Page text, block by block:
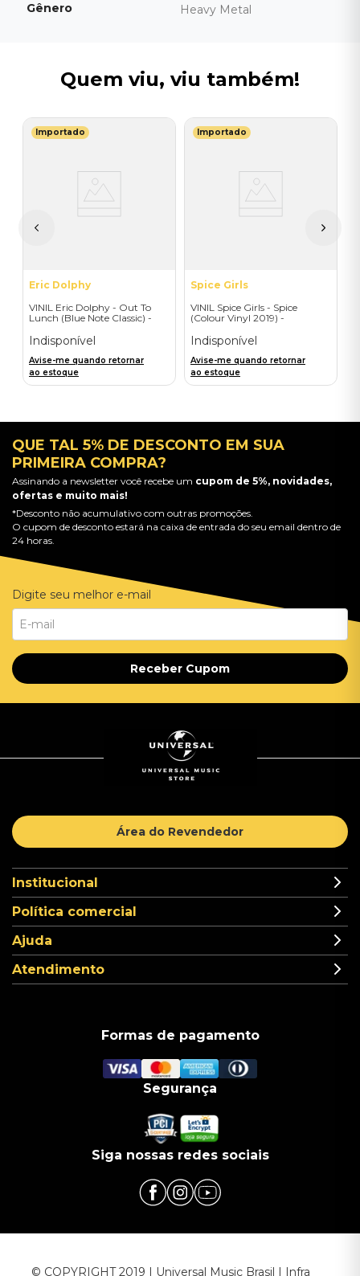
Gênero Heavy Metal
Quem viu, viu também!
Importado
Eric Dolphy
VINIL Eric Dolphy - Out To
Lunch (Blue Note Classic) -
Indisponível
Avise-me quando retornar
ao estoque
Importado
Spice Girls
VINIL Spice Girls - Spice
(Colour Vinyl 2019) -
Indisponível
Avise-me quando retornar
ao estoque
QUE TAL 5% DE DESCONTO EM SUA
PRIMEIRA COMPRA?
Assinando a newsletter você recebe um cupom de 5%, novidades,
ofertas e muito mais!
*Desconto não acumulativo com outras promoções.
O cupom de desconto estará na caixa de entrada do seu email dentro de
24 horas.
Digite seu melhor e-mail
Receber Cupom
Área do Revendedor
Institucional
Política comercial
Ajuda
Atendimento
Formas de pagamento
Segurança
Siga nossas redes sociais
© COPYRIGHT 2019 | Universal Music Brasil | Infra